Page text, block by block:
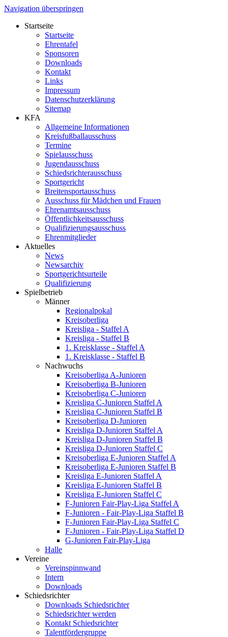
Navigation überspringen
Startseite
Startseite
Ehrentafel
Sponsoren
Downloads
Kontakt
Links
Impressum
Datenschutzerklärung
Sitemap
KFA
Allgemeine Informationen
Kreisfußballausschuss
Termine
Spielausschuss
Jugendausschuss
Schiedsrichterausschuss
Sportgericht
Breitensportausschuss
Ausschuss für Mädchen und Frauen
Ehrenamtsausschuss
Öffentlichkeitsausschuss
Qualifizierungsausschuss
Ehrenmitglieder
Aktuelles
News
Newsarchiv
Sportgerichtsurteile
Qualifizierung
Spielbetrieb
Männer
Regionalpokal
Kreisoberliga
Kreisliga - Staffel A
Kreisliga - Staffel B
1. Kreisklasse - Staffel A
1. Kreisklasse - Staffel B
Nachwuchs
Kreisoberliga A-Junioren
Kreisoberliga B-Junioren
Kreisoberliga C-Junioren
Kreisliga C-Junioren Staffel A
Kreisliga C-Junioren Staffel B
Kreisoberliga D-Junioren
Kreisliga D-Junioren Staffel A
Kreisliga D-Junioren Staffel B
Kreisliga D-Junioren Staffel C
Kreisoberliga E-Junioren Staffel A
Kreisoberliga E-Junioren Staffel B
Kreisliga E-Junioren Staffel A
Kreisliga E-Junioren Staffel B
Kreisliga E-Junioren Staffel C
F-Junioren Fair-Play-Liga Staffel A
F-Junioren - Fair-Play-Liga Staffel B
F-Junioren Fair-Play-Liga Staffel C
F-Junioren - Fair-Play-Liga Staffel D
G-Junioren Fair-Play-Liga
Halle
Vereine
Vereinspinnwand
Intern
Downloads
Schiedsrichter
Downloads Schiedsrichter
Schiedsrichter werden
Kontakt Schiedsrichter
Talentfördergruppe